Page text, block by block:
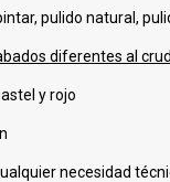
pulido natural,
diferentes al
y rojo
necesidad